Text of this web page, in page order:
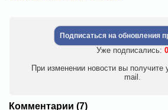
Подписаться на обновления
Уже подписались: 0
При изменении новости вы получите
mail.
Комментарии (7)